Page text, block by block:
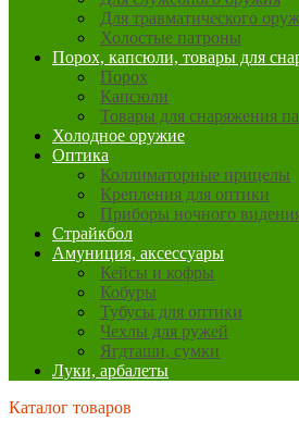
Для травматического
Холостые патроны
Порох, капсюли, товары для
Порох
Капсюли
Товары для снаряжения
Холодное оружие
Оптика
Коллиматорные прицелы
Крепления для оптики
Приборы ночного
Страйкбол
Амуниция, аксессуары
Кейсы и кофры
Кобуры
Тубусы для оптики
Чехлы для ружей
Ягдташи, сумки
Луки, арбалеты
Каталог товаров